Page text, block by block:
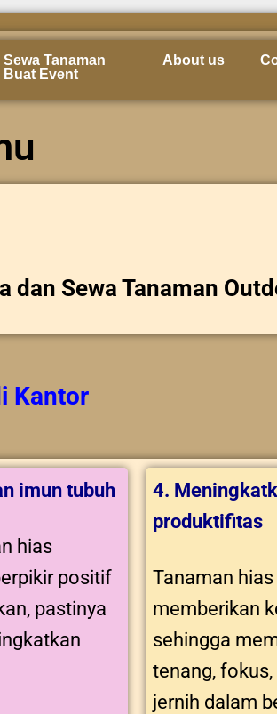
Sewa Tanaman
Buat Event
About us
Sewa Tanaman
Kantor
imun tubuh
hias
positif
pastinya
4.
produktifitas
Tanaman
memberikan
sehingga
tenang,
jernih dalam